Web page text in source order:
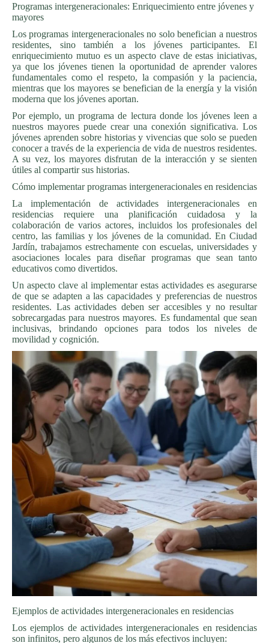
Programas intergeneracionales: Enriquecimiento entre jóvenes y
mayores
Los programas intergeneracionales no solo benefician a nuestros
residentes, sino también a los jóvenes participantes. El
enriquecimiento mutuo es un aspecto clave de estas iniciativas,
ya que los jóvenes tienen la oportunidad de aprender valores
fundamentales como el respeto, la compasión y la paciencia,
mientras que los mayores se benefician de la energía y la visión
moderna que los jóvenes aportan.
Por ejemplo, un programa de lectura donde los jóvenes leen a
nuestros mayores puede crear una conexión significativa. Los
jóvenes aprenden sobre historias y vivencias que solo se pueden
conocer a través de la experiencia de vida de nuestros residentes.
A su vez, los mayores disfrutan de la interacción y se sienten
útiles al compartir sus historias.
Cómo implementar programas intergeneracionales en residencias
La implementación de actividades intergeneracionales en
residencias requiere una planificación cuidadosa y la
colaboración de varios actores, incluidos los profesionales del
centro, las familias y los jóvenes de la comunidad. En Ciudad
Jardín, trabajamos estrechamente con escuelas, universidades y
asociaciones locales para diseñar programas que sean tanto
educativos como divertidos.
Un aspecto clave al implementar estas actividades es asegurarse
de que se adapten a las capacidades y preferencias de nuestros
residentes. Las actividades deben ser accesibles y no resultar
sobrecargadas para nuestros mayores. Es fundamental que sean
inclusivas, brindando opciones para todos los niveles de
movilidad y cognición.
Ejemplos de actividades intergeneracionales en residencias
Los ejemplos de actividades intergeneracionales en residencias
son infinitos, pero algunos de los más efectivos incluyen: